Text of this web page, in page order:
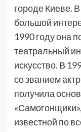
городе Киеве.
большой
1990 году она
театральный
искусство. В
со званием
получила
известной по